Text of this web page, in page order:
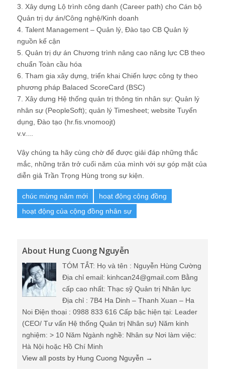
3. Xây dựng Lộ trình công danh (Career path) cho Cán bộ
Quản trị dự án/Công nghệ/Kinh doanh
4. Talent Management – Quản lý, Đào tạo CB Quản lý
nguồn kế cận
5. Quản trị dự án Chương trình nâng cao năng lực CB theo
chuẩn Toàn cầu hóa
6. Tham gia xây dựng, triển khai Chiến lược công ty theo
phương pháp Balaced ScoreCard (BSC)
7. Xây dưng Hệ thống quản trị thông tin nhân sự: Quản lý
nhân sự (PeopleSoft); quản lý Timesheet; website Tuyển
dụng, Đào tạo (hr.fis.vnomoojt)
v.v....
Vậy chúng ta hãy cùng chờ để được giải đáp những thắc
mắc, những trăn trở cuối năm của mình với sự góp mặt của
diễn giả Trần Trọng Hùng trong sự kiện.
chúc mừng năm mới
hoạt động cộng đồng
hoạt động của cộng đồng nhân sự
About Hung Cuong Nguyễn
TÓM TẮT: Họ và tên : Nguyễn Hùng Cường
Địa chỉ email: kinhcan24@gmail.com Bằng
cấp cao nhất: Thạc sỹ Quản trị Nhân lực
Địa chỉ : 7B4 Ha Dinh – Thanh Xuan – Ha
Noi Điện thoại : 0988 833 616 Cấp bậc hiện tại: Leader
(CEO/ Tư vấn Hệ thống Quản trị Nhân sự) Năm kinh
nghiệm: > 10 Năm Ngành nghề: Nhân sự Nơi làm việc:
Hà Nội hoặc Hồ Chí Minh
View all posts by Hung Cuong Nguyễn →